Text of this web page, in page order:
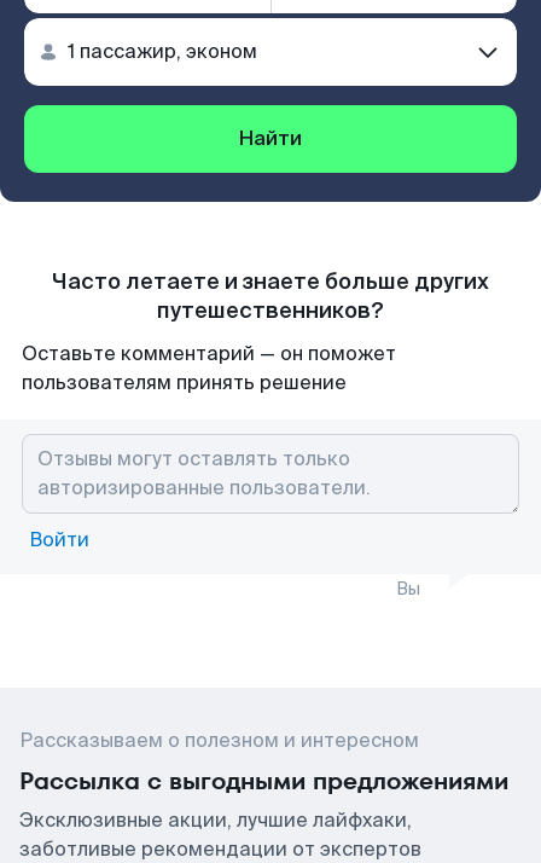
Найти
Часто летаете и знаете больше других
путешественников?
Оставьте комментарий — он поможет
пользователям принять решение
Войти
Вы
Рассказываем о полезном и интересном
Рассылка с выгодными предложениями
Эксклюзивные акции, лучшие лайфхаки,
заботливые рекомендации от экспертов